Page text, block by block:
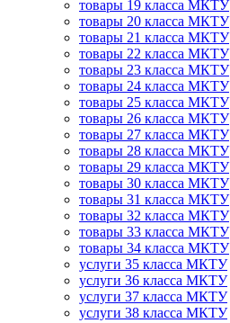
товары 19 класса МКТУ
товары 20 класса МКТУ
товары 21 класса МКТУ
товары 22 класса МКТУ
товары 23 класса МКТУ
товары 24 класса МКТУ
товары 25 класса МКТУ
товары 26 класса МКТУ
товары 27 класса МКТУ
товары 28 класса МКТУ
товары 29 класса МКТУ
товары 30 класса МКТУ
товары 31 класса МКТУ
товары 32 класса МКТУ
товары 33 класса МКТУ
товары 34 класса МКТУ
услуги 35 класса МКТУ
услуги 36 класса МКТУ
услуги 37 класса МКТУ
услуги 38 класса МКТУ